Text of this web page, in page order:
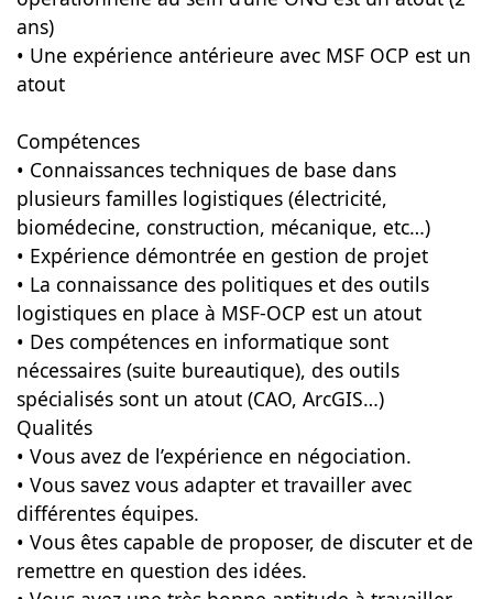
ans)
• Une expérience antérieure avec MSF OCP est un
atout
Compétences
• Connaissances techniques de base dans
plusieurs familles logistiques (électricité,
biomédecine, construction, mécanique, etc…)
• Expérience démontrée en gestion de projet
• La connaissance des politiques et des outils
logistiques en place à MSF-OCP est un atout
• Des compétences en informatique sont
nécessaires (suite bureautique), des outils
spécialisés sont un atout (CAO, ArcGIS…)
Qualités
• Vous avez de l’expérience en négociation.
• Vous savez vous adapter et travailler avec
différentes équipes.
• Vous êtes capable de proposer, de discuter et de
remettre en question des idées.